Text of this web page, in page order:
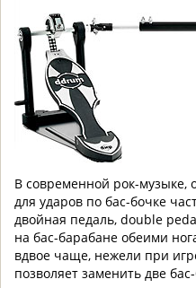
В современной рок-музыке,
для ударов по бас-бочке
двойная педаль, double
на бас-барабане обеими
вдвое чаще, нежели при
позволяет заменить две